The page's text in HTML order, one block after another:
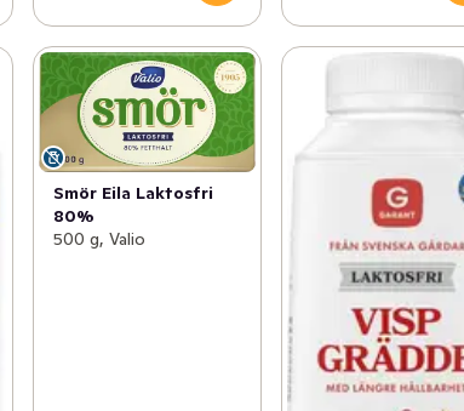
Smör Eila Laktosfri
80%
500 g, Valio